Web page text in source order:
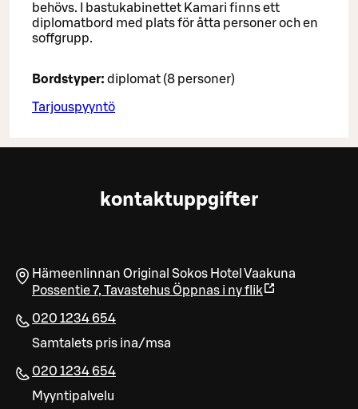
behövs. I bastukabinettet Kamari finns ett
diplomatbord med plats för åtta personer och en
soffgrupp.
Bordstyper: diplomat (8 personer)
Tarjouspyyntö
kontaktuppgifter
Hämeenlinnan Original Sokos Hotel Vaakuna
Possentie 7, TavastehusÖppnas i ny flik
020 1234 654
Samtalets pris ina/msa
020 1234 654
Myyntipalvelu